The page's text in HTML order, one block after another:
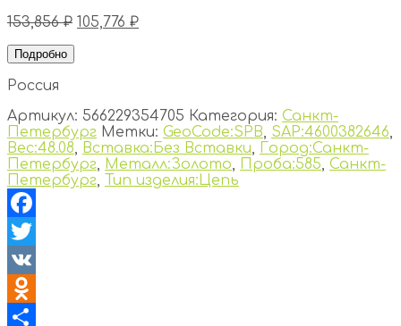
153,856₽ 105,776 ₽
Подробно
Россия
Артикул: 566229354705 Категория: Санкт-
Петербург Метки: GeoCode:SPB, SAP:4600382646,
Вес:48.08, Вставка:Без Вставки, Город:Санкт-
Петербург, Металл:Золото, Проба:585, Санкт-
Петербург, Тип изделия:Цепь
Facebook
Twitter
VK
Odnoklassniki